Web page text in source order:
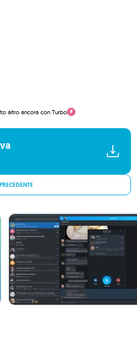
altro ancora con Turbo